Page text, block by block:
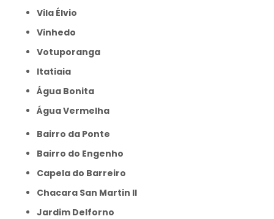
Vila Élvio
Vinhedo
Votuporanga
itatiaia
Água Bonita
Água Vermelha
Bairro da Ponte
Bairro do Engenho
Capela do Barreiro
Chacara San Martin II
Jardim Delforno